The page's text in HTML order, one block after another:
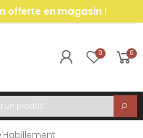
offerte en magasin !
0 0